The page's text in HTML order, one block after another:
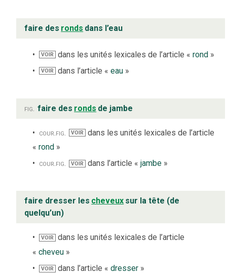
faire des ronds dans l’eau
VOIR dans les unités lexicales de l’article «rond »
VOIR dans l’article «eau »
fig. faire des ronds de jambe
cour. fig. VOIR
dans les unités lexicales de l’article
« rond »
cour.fig. VOIR dans l’article « jambe»
faire dresser les cheveux sur la tête (de
quelqu’un)
VOIR
dans les unités lexicales de l’article
« cheveu »
VOIR dans l’article «dresser »